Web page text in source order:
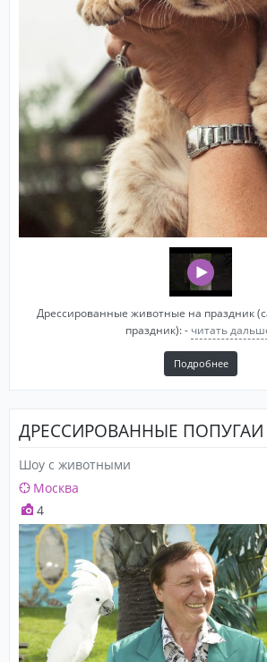
Дрессированные животные на праздник
праздник): - читать
Подробнее
ДРЕССИРОВАННЫЕ ПОПУГАИ
Шоу с животными
Москва
4